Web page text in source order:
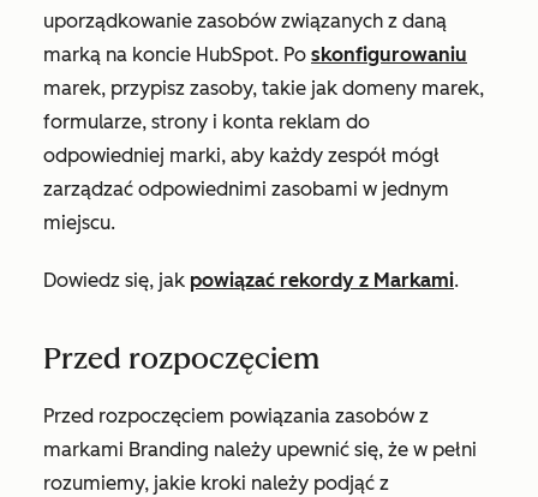
uporządkowanie zasobów związanych z daną
marką na koncie HubSpot. Po skonfigurowaniu
marek, przypisz zasoby, takie jak domeny marek,
formularze, strony i konta reklam do
odpowiedniej marki, aby każdy zespół mógł
zarządzać odpowiednimi zasobami w jednym
miejscu.
Dowiedz się, jak powiązać rekordy z Markami.
Przed rozpoczęciem
Przed rozpoczęciem powiązania zasobów z
markami Branding należy upewnić się, że w pełni
rozumiemy, jakie kroki należy podjąć z